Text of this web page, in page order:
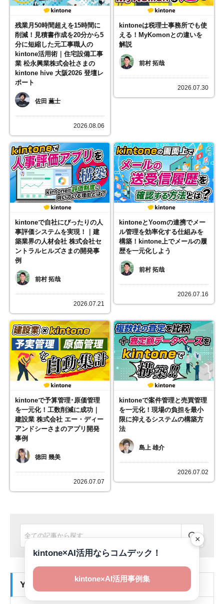
残業月50時間超えを15時間に
削減！見積書作成を20分から5
分に短縮した元工事職人の
kintone活用術｜住宅設備工事
業 松永興業株式会社さまの
kintone hive 大阪2026 登壇レ
ポート
佐田 薫士
2026.08.06
kintoneは税理士事務所でも使
える！MyKomonとの違いを
解説
前村 拓哉
2026.07.30
kintoneで自社にぴったりの人
事評価システムを実現！｜建
築業界の人材会社 株式会社セ
ントラルヒルズさまの開発事
例
前村 拓哉
2026.07.21
kintoneとYoomの連携でメー
ル管理を効率化する仕組みを
構築！kintone上でメールの履
歴を一元化しよう
前村 拓哉
2026.07.16
kintoneで予算管理･原価管理
を一元化！工数削減に成功｜
建設業 株式会社 エー・ディー
アンドシーさまのアプリ開発
事例
徳田 幾美
2026.07.07
kintoneで案件管理と売買管理
を一元化！現場の負担を最小
限に抑えるシステムの構築方
法
島上 雄介
2026.07.02
YouTube
×
kintone×AI活用ならコムデック！
kintone×AI活用事例集